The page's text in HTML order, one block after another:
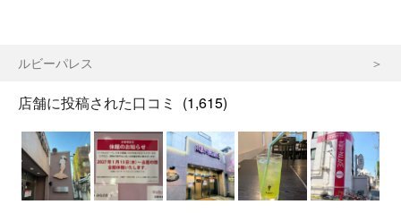
ルビーパレス
店舗に投稿された口コミ (1,615)